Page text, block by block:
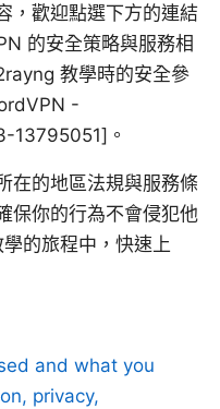
，歡迎點選下方的連結
的安全策略與服務相
教學時的安全參
-
13795051]。
在的地區法規與服務條
保你的行為不會侵犯他
的旅程中，快速上
and what you
privacy,